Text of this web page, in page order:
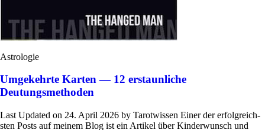
Astrologie
Umgekehrte Karten — 12 erstaunliche
Deutungsmethoden
Last Updated on 24. April 2026 by Tarot­wissen Einer der erfolg­reich­
sten Posts auf meinem Blog ist ein Artikel über Kin­der­wunsch und